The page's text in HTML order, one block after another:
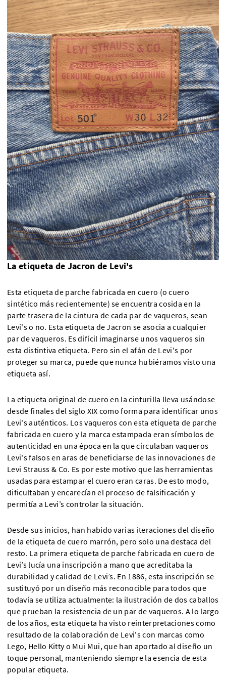
La etiqueta de Jacron de Levi's
Esta etiqueta de parche fabricada en cuero (o cuero
sintético más recientemente) se encuentra cosida en la
parte trasera de la cintura de cada par de vaqueros, sean
Levi's o no. Esta etiqueta de Jacron se asocia a cualquier
par de vaqueros. Es difícil imaginarse unos vaqueros sin
esta distintiva etiqueta. Pero sin el afán de Levi's por
proteger su marca, puede que nunca hubiéramos visto una
etiqueta así.
La etiqueta original de cuero en la cinturilla lleva usándose
desde finales del siglo XIX como forma para identificar unos
Levi's auténticos. Los vaqueros con esta etiqueta de parche
fabricada en cuero y la marca estampada eran símbolos de
autenticidad en una época en la que circulaban vaqueros
Levi's falsos en aras de beneficiarse de las innovaciones de
Levi Strauss & Co. Es por este motivo que las herramientas
usadas para estampar el cuero eran caras. De esto modo,
dificultaban y encarecían el proceso de falsificación y
permitía a Levi’s controlar la situación.
Desde sus inicios, han habido varias iteraciones del diseño
de la etiqueta de cuero marrón, pero solo una destaca del
resto. La primera etiqueta de parche fabricada en cuero de
Levi’s lucía una inscripción a mano que acreditaba la
durabilidad y calidad de Levi’s. En 1886, esta inscripción se
sustituyó por un diseño más reconocible para todos que
todavía se utiliza actualmente: la ilustración de dos caballos
que prueban la resistencia de un par de vaqueros. A lo largo
de los años, esta etiqueta ha visto reinterpretaciones como
resultado de la colaboración de Levi's con marcas como
Lego, Hello Kitty o Mui Mui, que han aportado al diseño un
toque personal, manteniendo siempre la esencia de esta
popular etiqueta.